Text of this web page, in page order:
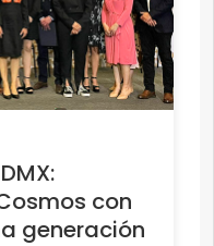
con
generación